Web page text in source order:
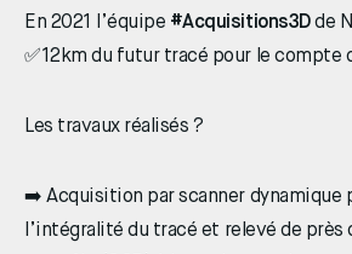
En 2021 l’équipe #Acquisitions3Dde
✅12km du futur tracé pour le compte
Les travaux réalisés ?
➡️ Acquisition par scanner dynamique
l’intégralité du tracé et relevé de près